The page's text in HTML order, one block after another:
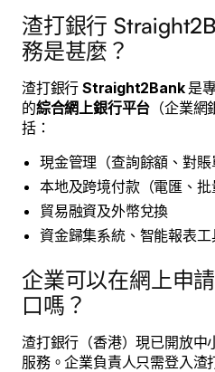
渣打銀行
務是甚麼？
渣打銀行 Straight2Bank是
的綜合網上銀行平台 （企業
括：
現金管理（查詢餘額、對賬
本地及跨境付款（電匯、批
貿易融資及外幣兌換
資金歸集系統、智能報表
企業可以在網上申
口嗎？
渣打銀行（香港）現已開放中
服務。企業負責人只需登入渣